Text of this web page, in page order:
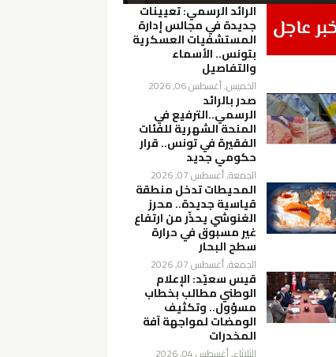
الرائد الرسمي: تعيينات
جديدة في مجالس إدارة
المستشفيات العسكرية
بتونس.. الأسماء
والتفاصيل
الخميس, أغسطس 06, 2026
صدر بالرائد
الرسمي..الترفيع في
المنحة الشهرية للفئات
الفقيرة في تونس.. قرار
حكومي جديد
الجمعة, أغسطس 07, 2026
المحيطات تدخل منطقة
قياسية جديدة.. محرز
الغنوشي يحذّر من ارتفاع
غير مسبوق في حرارة
سطح البحار
الجمعة, أغسطس 07, 2026
قيس سعيّد: الإعلام
الوطني مطالب بخطاب
مسؤول.. وتكثيف
الومضات لمواجهة آفة
المخدرات